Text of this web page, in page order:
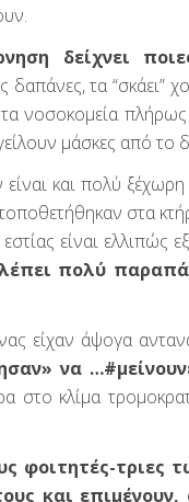
δείχνει
δαπάνες, τα “σκάει”
τα νοσοκομεία
μάσκες από το
και πολύ ξέχωρη
στα
είναι ελλιπώς
πολύ
είχαν άψογα
να
στο κλίμα
φοιτητές-
και